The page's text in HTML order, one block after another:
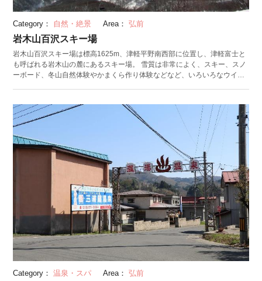
Category： 自然・絶景 Area： 弘前
岩木山百沢スキー場
岩木山百沢スキー場は標高1625m、津軽平野南西部に位置し、津軽富士と
も呼ばれる岩木山の麓にあるスキー場。 雪質は非常によく、スキー、スノ
ーボード、冬山自然体験やかまくら作り体験などなど、いろいろなウイン
降りるロングツーリングがお勧め。スキー・スノーボードスクールも開校
しているので初心者にも安心です。 また、ちびっ子ゲレンデを併設してい
るので、小さなお子様でも安心して楽しむことができます。 麓には多くの
温泉があり、リフト券を購入すると温泉入浴割引券がついてくるので、合
わせて利用してはいかがでしょう。
Category： 温泉・スパ Area： 弘前